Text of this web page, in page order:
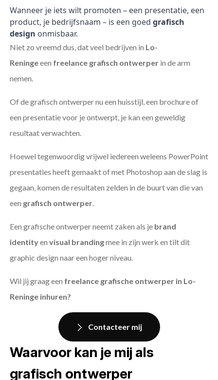
Wanneer je iets wilt promoten – een presentatie, een
product, je bedrijfsnaam – is een goed grafisch
design onmisbaar.
Niet zo vreemd dus, dat veel bedrijven in Lo-
Reningeeen freelance grafisch ontwerper in de arm
nemen.
Of de grafisch ontwerper nu een huisstijl, een brochure of
een presentatie voor je ontwerpt, je kan een geweldig
resultaat verwachten.
Hoewel tegenwoordig vrijwel iedereen weleens PowerPoint
presentaties heeft gemaakt of met Photoshop aan de slag is
gegaan, komen de resultaten zelden in de buurt van die van
een grafisch ontwerper
Een grafische ontwerper neemt zaken als je brand
identityen visual brandingmee in zijn werk en tilt dit
graphic design naar een hoger niveau.
Wil jij graag een freelance grafische ontwerper in Lo-
Reninge inhuren?
Contacteer mij
Waarvoor kan je mij als
grafisch ontwerper